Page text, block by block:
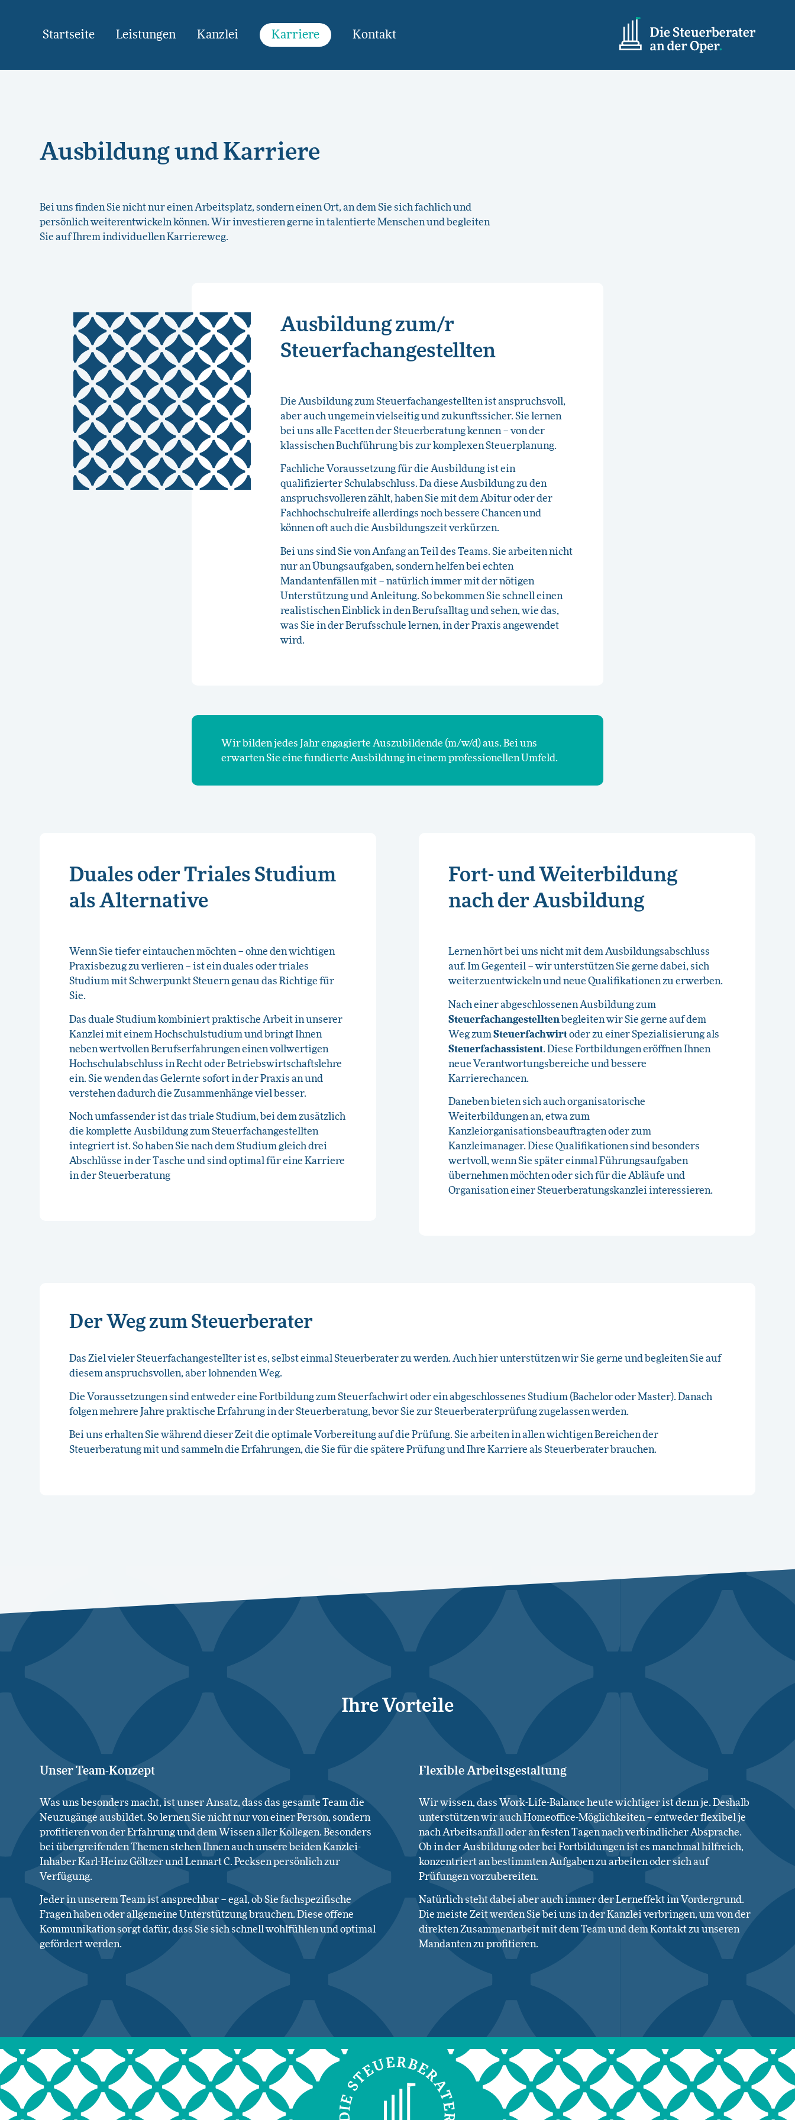
Startseite Leistungen Kanzlei Karriere Kontakt
Ausbildung und Karriere
Bei uns finden Sie nicht nur einen Arbeitsplatz, sondern einen Ort, an dem Sie sich fachlich und
persönlich weiterentwickeln können. Wir investieren gerne in talentierte Menschen und begleiten
Sie auf Ihrem individuellen Karriereweg.
Ausbildung zum/r
Steuerfachangestellten
Die Ausbildung zum Steuerfachangestellten ist anspruchsvoll,
aber auch ungemein vielseitig und zukunftssicher. Sie lernen
bei uns alle Facetten der Steuerberatung kennen – von der
klassischen Buchführung bis zur komplexen Steuerplanung.
Fachliche Voraussetzung für die Ausbildung ist ein
qualifizierter Schulabschluss. Da diese Ausbildung zu den
anspruchsvolleren zählt, haben Sie mit dem Abitur oder der
Fachhochschulreife allerdings noch bessere Chancen und
können oft auch die Ausbildungszeit verkürzen.
Bei uns sind Sie von Anfang an Teil des Teams. Sie arbeiten nicht
nur an Übungsaufgaben, sondern helfen bei echten
Mandantenfällen mit – natürlich immer mit der nötigen
Unterstützung und Anleitung. So bekommen Sie schnell einen
realistischen Einblick in den Berufsalltag und sehen, wie das,
was Sie in der Berufsschule lernen, in der Praxis angewendet
wird.
Wir bilden jedes Jahr engagierte Auszubildende (m/w/d) aus. Bei uns
erwarten Sie eine fundierte Ausbildung in einem professionellen Umfeld.
Duales oder Triales Studium
als Alternative
Wenn Sie tiefer eintauchen möchten – ohne den wichtigen
Praxisbezug zu verlieren – ist ein duales oder triales
Studium mit Schwerpunkt Steuern genau das Richtige für
Sie.
Das duale Studium kombiniert praktische Arbeit in unserer
Kanzlei mit einem Hochschulstudium und bringt Ihnen
neben wertvollen Berufserfahrungen einen vollwertigen
Hochschulabschluss in Recht oder Betriebswirtschaftslehre
ein. Sie wenden das Gelernte sofort in der Praxis an und
verstehen dadurch die Zusammenhänge viel besser.
Noch umfassender ist das triale Studium, bei dem zusätzlich
die komplette Ausbildung zum Steuerfachangestellten
integriert ist. So haben Sie nach dem Studium gleich drei
Abschlüsse in der Tasche und sind optimal für eine Karriere
in der Steuerberatung
Fort- und Weiterbildung
nach der Ausbildung
Lernen hört bei uns nicht mit dem Ausbildungsabschluss
auf. Im Gegenteil – wir unterstützen Sie gerne dabei, sich
weiterzuentwickeln und neue Qualifikationen zu erwerben.
Nach einer abgeschlossenen Ausbildung zum
Steuerfachangestellten begleiten wir Sie gerne auf dem
Weg zumSteuerfachwirtoder zu einer Spezialisierung als
Steuerfachassistent. Diese Fortbildungen eröffnen Ihnen
neue Verantwortungsbereiche und bessere
Karrierechancen.
Daneben bieten sich auch organisatorische
Weiterbildungen an, etwa zum
Kanzleiorganisationsbeauftragten oder zum
Kanzleimanager. Diese Qualifikationen sind besonders
wertvoll, wenn Sie später einmal Führungsaufgaben
übernehmen möchten oder sich für die Abläufe und
Organisation einer Steuerberatungskanzlei interessieren.
Der Weg zum Steuerberater
Das Ziel vieler Steuerfachangestellter ist es, selbst einmal Steuerberater zu werden. Auch hier unterstützen wir Sie gerne und begleiten Sie auf
diesem anspruchsvollen, aber lohnenden Weg.
Die Voraussetzungen sind entweder eine Fortbildung zum Steuerfachwirt oder ein abgeschlossenes Studium (Bachelor oder Master). Danach
folgen mehrere Jahre praktische Erfahrung in der Steuerberatung, bevor Sie zur Steuerberaterprüfung zugelassen werden.
Bei uns erhalten Sie während dieser Zeit die optimale Vorbereitung auf die Prüfung. Sie arbeiten in allen wichtigen Bereichen der
Steuerberatung mit und sammeln die Erfahrungen, die Sie für die spätere Prüfung und Ihre Karriere als Steuerberater brauchen.
Ihre Vorteile
Unser Team-Konzept
Was uns besonders macht, ist unser Ansatz, dass das gesamte Team die
Neuzugänge ausbildet. So lernen Sie nicht nur von einer Person, sondern
profitieren von der Erfahrung und dem Wissen aller Kollegen. Besonders
bei übergreifenden Themen stehen Ihnen auch unsere beiden Kanzlei-
Inhaber Karl-Heinz Göltzer und Lennart C. Pecksen persönlich zur
Verfügung.
Jeder in unserem Team ist ansprechbar – egal, ob Sie fachspezifische
Fragen haben oder allgemeine Unterstützung brauchen. Diese offene
Kommunikation sorgt dafür, dass Sie sich schnell wohlfühlen und optimal
gefördert werden.
Flexible Arbeitsgestaltung
Wir wissen, dass Work-Life-Balance heute wichtiger ist denn je. Deshalb
unterstützen wir auch Homeoffice-Möglichkeiten – entweder flexibel je
nach Arbeitsanfall oder an festen Tagen nach verbindlicher Absprache.
Ob in der Ausbildung oder bei Fortbildungen ist es manchmal hilfreich,
konzentriert an bestimmten Aufgaben zu arbeiten oder sich auf
Prüfungen vorzubereiten.
Natürlich steht dabei aber auch immer der Lerneffekt im Vordergrund.
Die meiste Zeit werden Sie bei uns in der Kanzlei verbringen, um von der
direkten Zusammenarbeit mit dem Team und dem Kontakt zu unseren
Mandanten zu profitieren.